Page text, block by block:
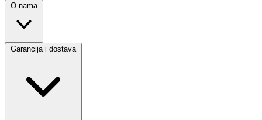
O nama
Garancija i dostava